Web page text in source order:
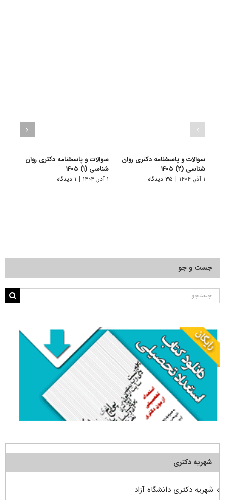
سوالات و پاسخنامه دکتری روان
شناسی (۲) ۱۴۰۵
۱ آذر, ۱۴۰۴ | ۳۵ دیدگاه
سوالات و پاسخنامه دکتری روان
شناسی (۱) ۱۴۰۵
۱ آذر, ۱۴۰۴ | ۱ دیدگاه
جست و جو
جستجو
شهریه دکتری
شهریه دکتری دانشگاه آزاد